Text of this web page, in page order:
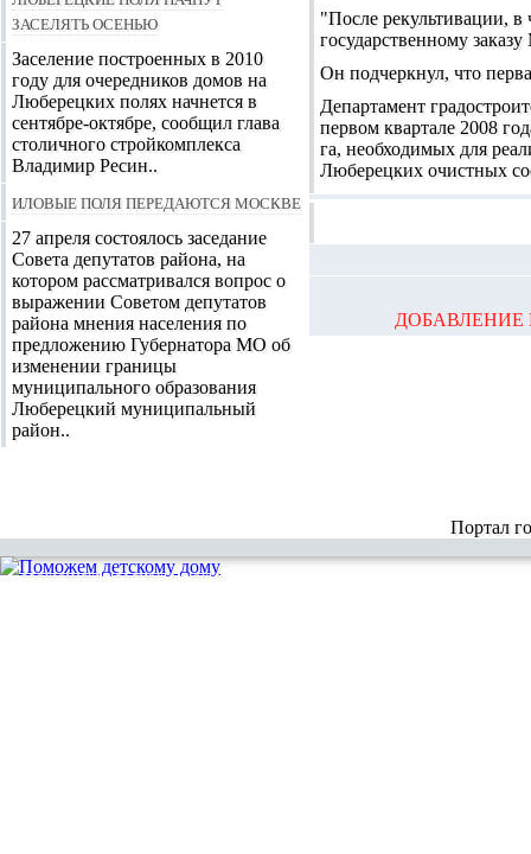
"После рекультивации, в
государственному
Он подчеркнул, что
Департамент
первом квартале 2008
га, необходимых для
Люберецких очистных
ДОБАВЛЕНИЕ
заселять осенью
Заселение построенных в 2010
году для очередников домов на
Люберецких полях начнется в
сентябре-октябре, сообщил глава
столичного стройкомплекса
Владимир Ресин..
Иловые поля передаются Москве
27 апреля состоялось заседание
Совета депутатов района, на
котором рассматривался вопрос о
выражении Советом депутатов
района мнения населения по
предложению Губернатора МО об
изменении границы
муниципального образования
Люберецкий муниципальный
район..
Портал